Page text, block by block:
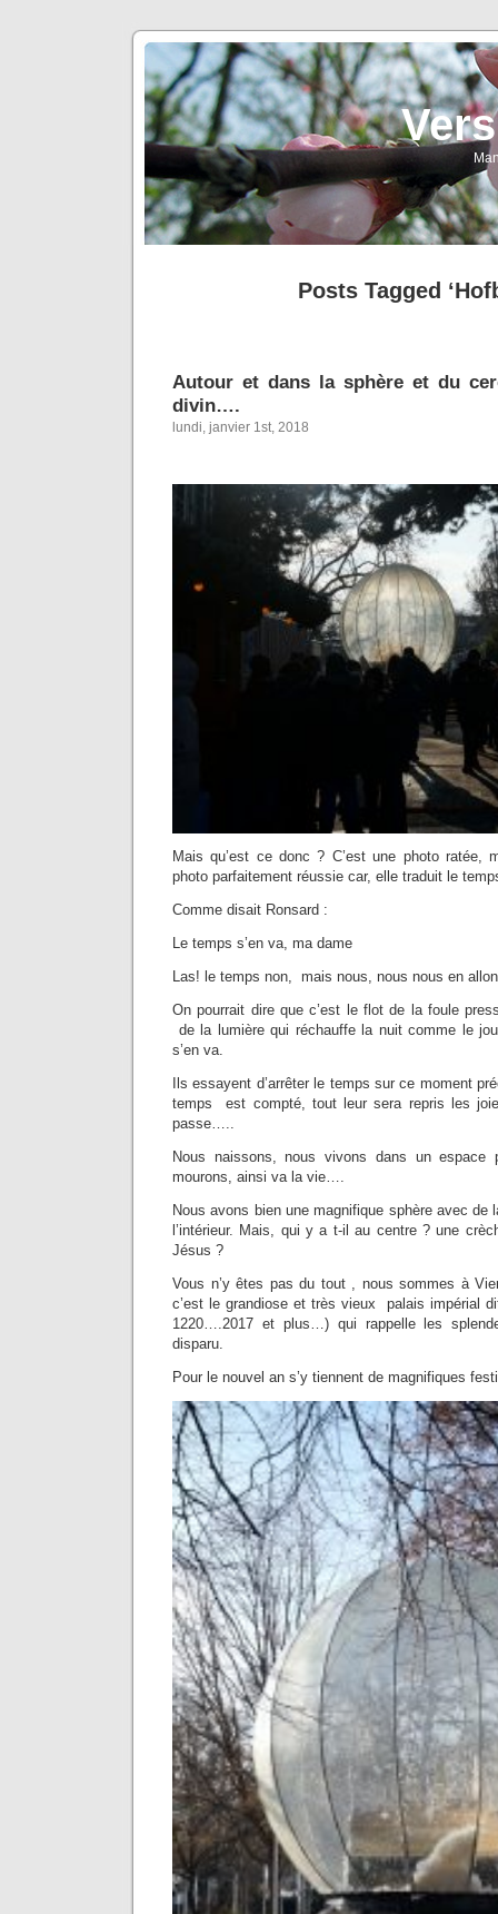
Posts Tagged
Autour et dans la sphère et du
divin….
lundi, janvier 1st, 2018
Mais qu’est ce donc ? C’est une photo ratée,
photo parfaitement réussie car, elle traduit le
Comme disait Ronsard :
Le temps s’en va, ma dame
Las! le temps non, mais nous, nous nous en
On pourrait dire que c’est le flot de la foule
de la lumière qui réchauffe la nuit comme le
s’en va.
Ils essayent d’arrêter le temps sur ce moment
temps est compté, tout leur sera repris les
passe…..
Nous naissons, nous vivons dans un espace
mourons, ainsi va la vie….
Nous avons bien une magnifique sphère avec de
l’intérieur. Mais, qui y a t-il au centre ? une
Jésus ?
Vous n’y êtes pas du tout , nous sommes à
c’est le grandiose et très vieux palais impérial
1220….2017 et plus…) qui rappelle les
disparu.
Pour le nouvel an s’y tiennent de magnifiques